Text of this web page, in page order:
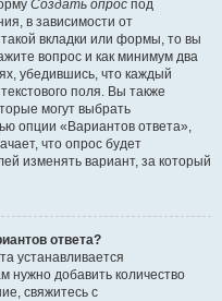
Создать опрос под
в зависимости от
вкладки или формы, то вы
вопрос и как минимум два
убедившись, что каждый
поля. Вы также
могут выбрать
опции «Вариантов ответа»,
что опрос будет
изменять вариант, за который
ответа?
устанавливается
нужно добавить количество
свяжитесь с